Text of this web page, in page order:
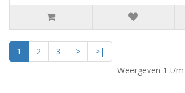
1 2 3 >
>|
Weergeven 1 t/